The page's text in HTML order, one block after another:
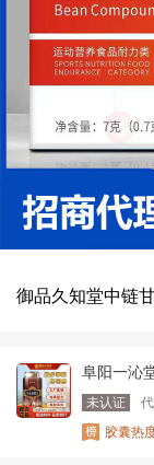
御品久知堂中链
阜阳一沁
未认证
胶囊热